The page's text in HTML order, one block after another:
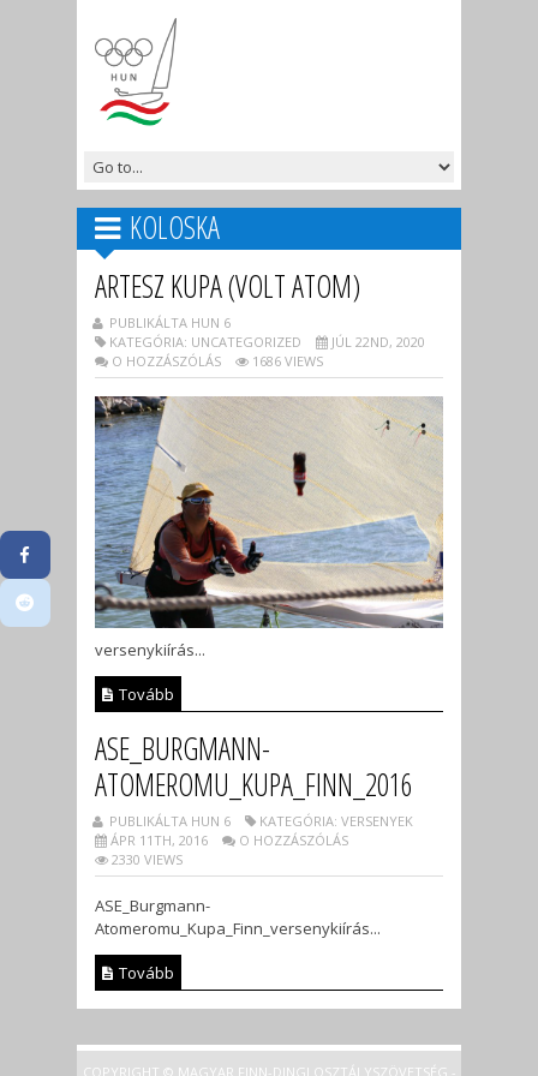
KOLOSKA
ARTESZ KUPA (VOLT ATOM)
PUBLIKÁLTA HUN 6
KATEGÓRIA: UNCATEGORIZED
JÚL 22ND, 2020
O HOZZÁSZÓLÁS
1686 VIEWS
versenykiírás...
Tovább
ASE_BURGMANN-
ATOMEROMU_KUPA_FINN_2016
PUBLIKÁLTA HUN 6
KATEGÓRIA: VERSENYEK
ÁPR 11TH, 2016
O HOZZÁSZÓLÁS
2330 VIEWS
ASE_Burgmann-
Atomeromu_Kupa_Finn_versenykiírás...
Tovább
COPYRIGHT © MAGYAR FINN-DINGI OSZTÁLYSZÖVETSÉG -